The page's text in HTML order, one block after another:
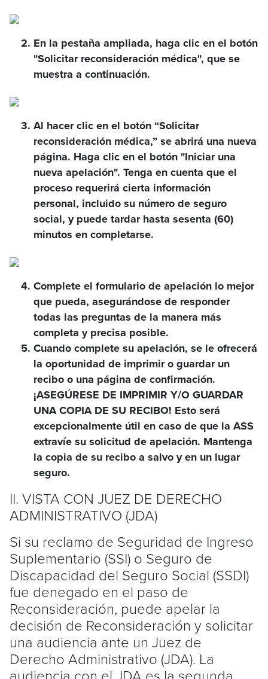
En la pestaña ampliada, haga clic en el botón
"Solicitar reconsideración médica", que se
muestra a continuación.
Al hacer clic en el botón “Solicitar
reconsideración médica,” se abrirá una nueva
página. Haga clic en el botón "Iniciar una
nueva apelación". Tenga en cuenta que el
proceso requerirá cierta información
personal, incluido su número de seguro
social, y puede tardar hasta sesenta (60)
minutos en completarse.
Complete el formulario de apelación lo mejor
que pueda, asegurándose de responder
todas las preguntas de la manera más
completa y precisa posible.
Cuando complete su apelación, se le ofrecerá
la oportunidad de imprimir o guardar un
recibo o una página de confirmación.
¡ASEGÚRESE DE IMPRIMIR Y/O GUARDAR
UNA COPIA DE SU RECIBO! Esto será
excepcionalmente útil en caso de que la ASS
extravíe su solicitud de apelación. Mantenga
la copia de su recibo a salvo y en un lugar
seguro.
II. VISTA CON JUEZ DE DERECHO
ADMINISTRATIVO (JDA)
Si su reclamo de Seguridad de Ingreso
Suplementario (SSI) o Seguro de
Discapacidad del Seguro Social (SSDI)
fue denegado en el paso de
Reconsideración, puede apelar la
decisión de Reconsideración y solicitar
una audiencia ante un Juez de
Derecho Administrativo (JDA). La